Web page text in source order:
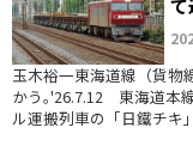
玉木裕一東海道線（貨物
かう｡'26.7.12 東海道本
ル運搬列車の「日鐵チキ